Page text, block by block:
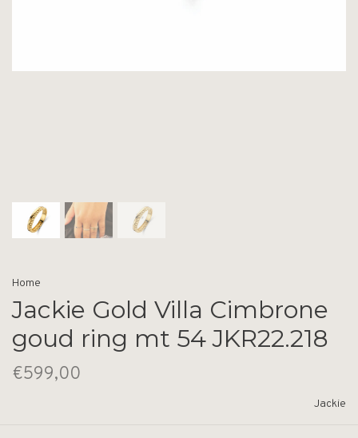
Home
Jackie Gold Villa Cimbrone
goud ring mt 54 JKR22.218
€599,00
Jackie